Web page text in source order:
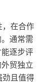
在合作
通常需
逐步评
贸独立
且值得